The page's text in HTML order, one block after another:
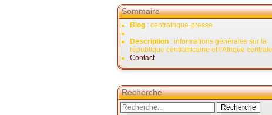
Sommaire
Blog : centrafrique-presse
Description : informations générales sur la
république centrafricaine et l'Afrique centrale
Contact
Recherche